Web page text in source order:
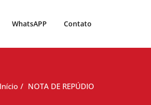
WhatsAPP Contato
Início NOTA DE REPÚDIO